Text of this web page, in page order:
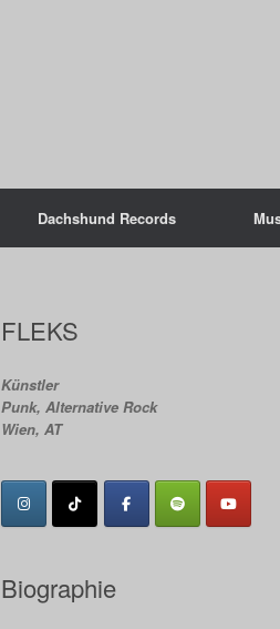
Dachshund Records
FLEKS
Künstler
Punk, Alternative Rock
Wien, AT
Biographie